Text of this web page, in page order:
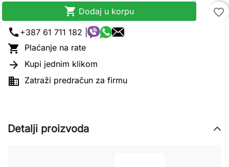
 Dodaj u korpu
favorite_border
call +387 61 711 182 |
 Plaćanje na rate
 Kupi jednim klikom
 Zatraži predračun za firmu
Detalji proizvoda